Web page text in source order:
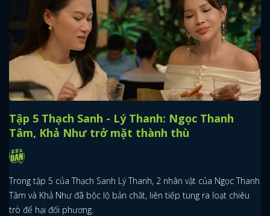
Tập 5 Thạch Sanh - Lý Thanh: Ngọc Thanh
Tâm, Khả Như trở mặt thành thù
Trong tập 5 của Thạch Sanh Lý Thanh, 2 nhân vật của Ngọc Thanh
Tâm và Khả Như đã bộc lộ bản chất, liên tiếp tung ra loạt chiêu
trò để hại đối phương.